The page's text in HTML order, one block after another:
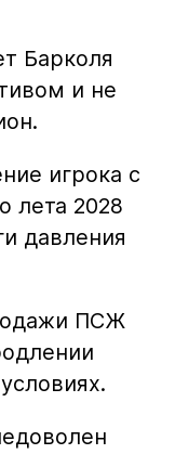
Барколя
и не
игрока с
лета 2028
давления
ПСЖ